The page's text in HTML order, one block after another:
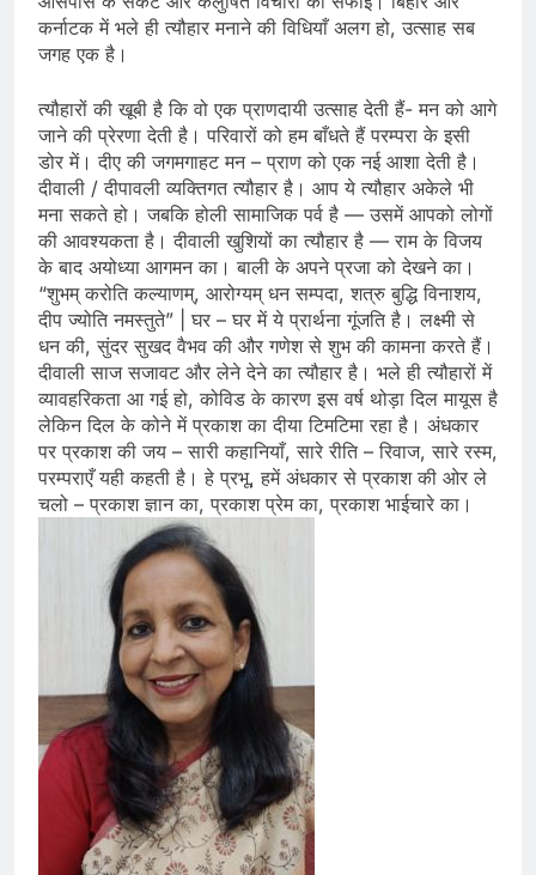
कर्नाटक में भले ही त्यौहार मनाने की विधियाँ अलग हो, उत्साह सब
जगह एक है।
त्यौहारों की खूबी है कि वो एक प्राणदायी उत्साह देती हैं- मन को आगे
जाने की प्रेरणा देती है। परिवारों को हम बाँधते हैं परम्परा के इसी
डोर में। दीए की जगमगाहट मन – प्राण को एक नई आशा देती है।
दीवाली / दीपावली व्यक्तिगत त्यौहार है। आप ये त्यौहार अकेले भी
मना सकते हो। जबकि होली सामाजिक पर्व है — उसमें आपको लोगों
की आवश्यकता है। दीवाली खुशियों का त्यौहार है — राम के विजय
के बाद अयोध्या आगमन का। बाली के अपने प्रजा को देखने का।
“शुभम्‌ करोति कल्याणम्‌, आरोग्यम्‌ धन सम्पदा, शत्रु बुद्धि विनाशय,
दीप ज्योति नमस्तुते” | घर – घर में ये प्रार्थना गूंजति है। लक्ष्मी से
धन की, सुंदर सुखद वैभव की और गणेश से शुभ की कामना करते हैं।
दीवाली साज सजावट और लेने देने का त्यौहार है। भले ही त्यौहारों में
व्यावहरिकता आ गई हो, कोविड के कारण इस वर्ष थोड़ा दिल मायूस है
लेकिन दिल के कोने में प्रकाश का दीया टिमटिमा रहा है। अंधकार
पर प्रकाश की जय – सारी कहानियाँ, सारे रीति – रिवाज, सारे रस्म,
परम्पराएँ यही कहती है। हे प्रभू, हमें अंधकार से प्रकाश की ओर ले
चलो – प्रकाश ज्ञान का, प्रकाश प्रेम का, प्रकाश भाईचारे का।